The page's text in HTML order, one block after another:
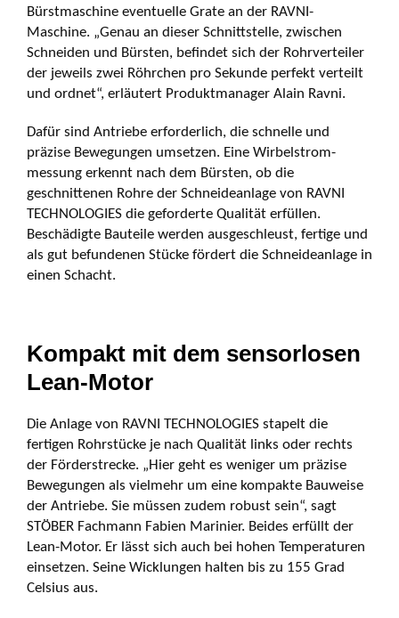
Bürst­maschine eventuelle Grate an der RAVNI-
Maschine. „Genau an dieser Schnittstelle, zwischen
Schneiden und Bürsten, befindet sich der Rohr­verteiler
der jeweils zwei Röhrchen pro Sekunde perfekt verteilt
und ordnet“, erläutert Produkt­manager Alain Ravni.
Dafür sind Antriebe erforderlich, die schnelle und
präzise Bewegungen umsetzen. Eine Wirbel­strom­
messung erkennt nach dem Bürsten, ob die
geschnittenen Rohre der Schneideanlage von RAVNI
TECHNOLOGIES die geforderte Qualität erfüllen.
Beschädigte Bauteile werden ausgeschleust, fertige und
als gut befundenen Stücke fördert die Schneide­anlage in
einen Schacht.
Kompakt mit dem sensorlosen
Lean-Motor
Die Anlage von RAVNI TECHNOLOGIES stapelt die
fertigen Rohrstücke je nach Qualität links oder rechts
der Förderstrecke. „Hier geht es weniger um präzise
Bewegungen als vielmehr um eine kompakte Bauweise
der Antriebe. Sie müssen zudem robust sein“, sagt
STÖBER Fachmann Fabien Marinier. Beides erfüllt der
Lean-Motor. Er lässt sich auch bei hohen Temperaturen
einsetzen. Seine Wicklungen halten bis zu 155 Grad
Celsius aus.